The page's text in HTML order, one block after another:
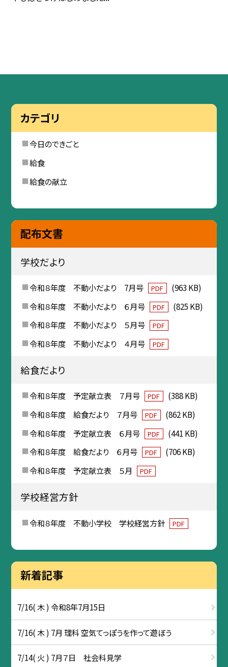
カテゴリ
今日のできごと
給食
給食の献立
配布文書
学校だより
令和８年度 不動小だより 7月号 PDF
(963 KB)
令和８年度 不動小だより ６月号
PDF
(825 KB)
令和８年度 不動小だより ５月号
PDF
令和８年度 不動小だより ４月号 PDF
給食だより
令和８年度 予定献立表 ７月号 PDF
(388 KB)
令和８年度 給食だより ７月号
PDF
(862 KB)
令和８年度 予定献立表 ６月号
PDF
(441 KB)
令和８年度 給食だより ６月号
PDF
(706 KB)
令和８年度 予定献立表 ５月
PDF
学校経営方針
令和８年度 不動小学校 学校経営方針 PDF
新着記事
7/16( 木 ) 令和8年7月15日
7/16( 木 ) 7月 理科 空気てっぽうを作って遊ぼう
7/14( 火 ) 7月７日 社会科見学